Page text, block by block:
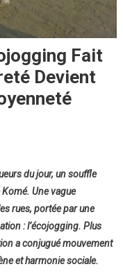
Fait
Devient
du jour, un souffle
Komé. Une vague
rues, portée par une
: l’écojogging. Plus
a conjugué mouvement
et harmonie sociale.